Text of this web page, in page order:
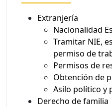
Extranjería
Nacionalidad
Tramitar NIE,
permiso de
Permisos de
Obtención de
Asilo político y
Derecho de familia